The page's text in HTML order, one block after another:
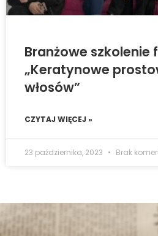
Branżowe szkolenie
„Keratynowe
włosów”
CZYTAJ WIĘCEJ »
23 października, 2023 Brak